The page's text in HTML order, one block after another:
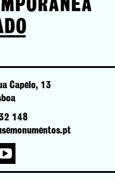
Capelo, 13
148